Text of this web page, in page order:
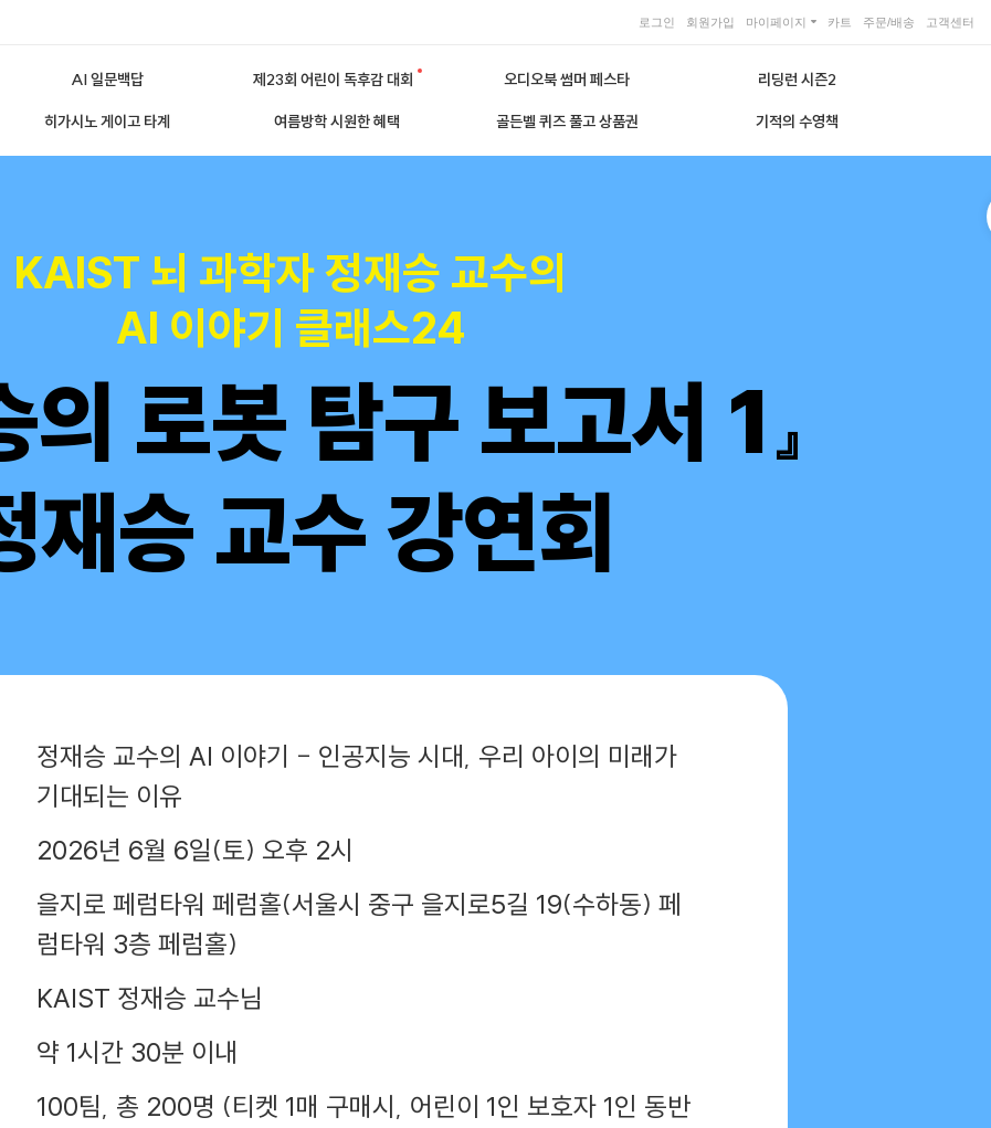
로그인 회원가입 마이페이지 카트 주문/배송 고객센터
AI 일문백답 제23회 어린이 독후감 대회 오디오북 썸머 페스타 리딩런 시즌2
히가시노 게이고 타계 여름방학 시원한 혜택 골든벨 퀴즈 풀고 상품권 기적의 수영책
KAIST 뇌 과학자 정재승 교수의
AI 이야기 클래스24
의 로봇 탐구 보고서 1』
재승 교수 강연회
정재승 교수의 AI 이야기 - 인공지능 시대, 우리 아이의 미래가
기대되는 이유
2026년 6월 6일(토) 오후 2시
을지로 페럼타워 페럼홀(서울시 중구 을지로5길 19(수하동) 페
럼타워 3층 페럼홀)
KAIST 정재승 교수님
약 1시간 30분 이내
100팀, 총 200명 (티켓 1매 구매시, 어린이 1인 보호자 1인 동반